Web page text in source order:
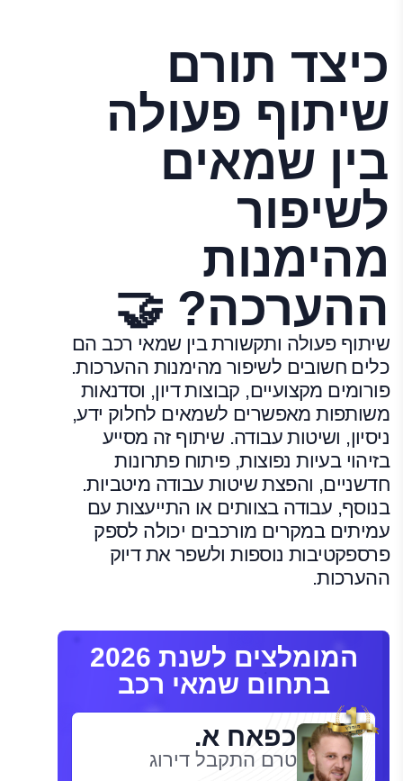
כיצד תורם
שיתוף פעולה
בין שמאים
לשיפור
מהימנות
ההערכה? 🤝
שיתוף פעולה ותקשורת בין שמאי רכב הם
כלים חשובים לשיפור מהימנות ההערכות.
פורומים מקצועיים, קבוצות דיון, וסדנאות
משותפות מאפשרים לשמאים לחלוק ידע,
ניסיון, ושיטות עבודה. שיתוף זה מסייע
בזיהוי בעיות נפוצות, פיתוח פתרונות
חדשניים, והפצת שיטות עבודה מיטביות.
בנוסף, עבודה בצוותים או התייעצות עם
עמיתים במקרים מורכבים יכולה לספק
פרספקטיבות נוספות ולשפר את דיוק
ההערכות.
המומלצים לשנת 2026
בתחום שמאי רכב
כפאח א.
טרם התקבל דירוג